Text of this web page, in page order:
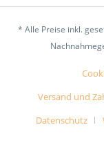
* Alle Preise inkl.
Versand und
Datenschutz